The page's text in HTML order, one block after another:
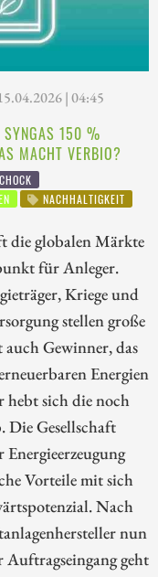
| 04:45
SYNGAS 150 %
MACHT VERBIO?
NACHHALTIGKEIT
die globalen Märkte
für Anleger.
Kriege und
stellen große
Gewinner, das
Energien
hebt sich die noch
Die Gesellschaft
Vorteile mit sich
Nach
nun
geht